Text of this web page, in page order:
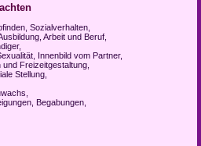
Sozialverhalten,
Arbeit und Beruf,
Innenbild vom Partner,
und Freizeitgestaltung,
Stellung,
Begabungen,